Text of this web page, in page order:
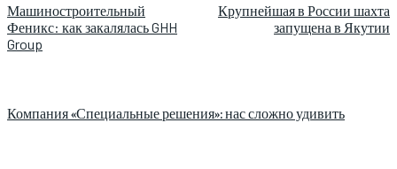
Машиностроительный
Феникс: как закалялась GHH
Group
Крупнейшая в России шахта
запущена в Якутии
Компания «Специальные решения»: нас сложно удивить